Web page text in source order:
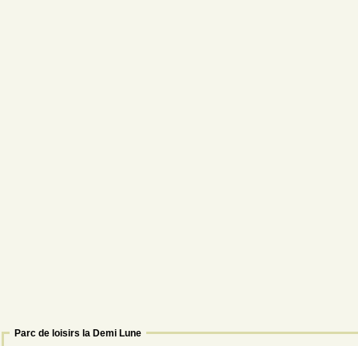
Parc de loisirs la Demi Lune